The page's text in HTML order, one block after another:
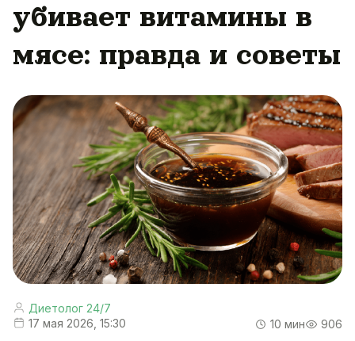
убивает витамины в
мясе: правда и советы
Диетолог 24/7
17 мая 2026, 15:30
10 мин 906